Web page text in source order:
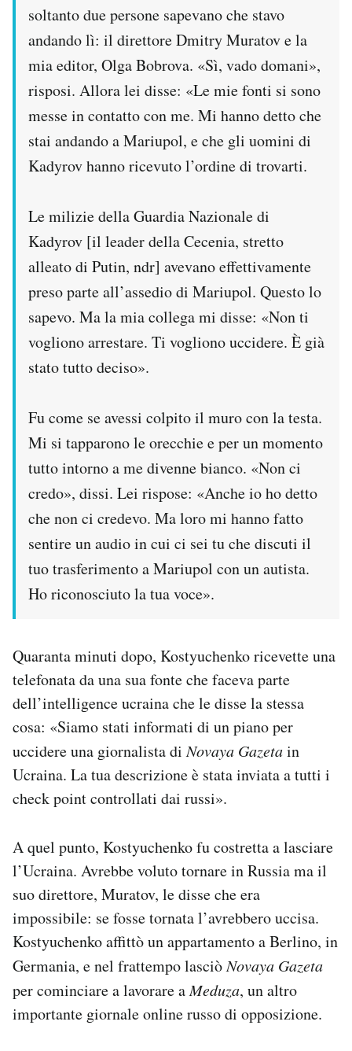
soltanto due persone sapevano che stavo
andando lì: il direttore Dmitry Muratov e la
mia editor, Olga Bobrova. «Sì, vado domani»,
risposi. Allora lei disse: «Le mie fonti si sono
messe in contatto con me. Mi hanno detto che
stai andando a Mariupol, e che gli uomini di
Kadyrov hanno ricevuto l’ordine di trovarti.
Le milizie della Guardia Nazionale di
Kadyrov [il leader della Cecenia, stretto
alleato di Putin, ndr] avevano effettivamente
preso parte all’assedio di Mariupol. Questo lo
sapevo. Ma la mia collega mi disse: «Non ti
vogliono arrestare. Ti vogliono uccidere. È già
stato tutto deciso».
Fu come se avessi colpito il muro con la testa.
Mi si tapparono le orecchie e per un momento
tutto intorno a me divenne bianco. «Non ci
credo», dissi. Lei rispose: «Anche io ho detto
che non ci credevo. Ma loro mi hanno fatto
sentire un audio in cui ci sei tu che discuti il
tuo trasferimento a Mariupol con un autista.
Ho riconosciuto la tua voce».
Quaranta minuti dopo, Kostyuchenko ricevette una
telefonata da una sua fonte che faceva parte
dell’intelligence ucraina che le disse la stessa
cosa: «Siamo stati informati di un piano per
uccidere una giornalista diNovaya Gazetain
Ucraina. La tua descrizione è stata inviata a tutti i
check point controllati dai russi».
A quel punto, Kostyuchenko fu costretta a lasciare
l’Ucraina. Avrebbe voluto tornare in Russia ma il
suo direttore, Muratov, le disse che era
impossibile: se fosse tornata l’avrebbero uccisa.
Kostyuchenko affittò un appartamento a Berlino, in
Germania, e nel frattempo lasciòNovaya Gazeta
per cominciare a lavorare aMeduza, un altro
importante giornale online russo di opposizione.